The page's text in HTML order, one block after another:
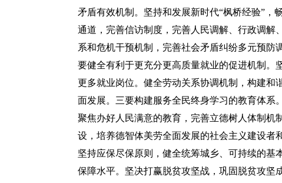
矛盾有效机制。坚持和发展新时代“枫桥经验”
通道，完善信访制度，完善人民调解、行政调解
系和危机干预机制，完善社会矛盾纠纷多元预防
要健全有利于更充分更高质量就业的促进机制。
更多就业岗位。健全劳动关系协调机制，构建和
面发展。三要构建服务全民终身学习的教育体系
聚焦办好人民满意的教育，完善立德树人体制机
设，培养德智体美劳全面发展的社会主义建设者
坚持应保尽保原则，健全统筹城乡、可持续的基
保障水平。坚决打赢脱贫攻坚战，巩固脱贫攻坚